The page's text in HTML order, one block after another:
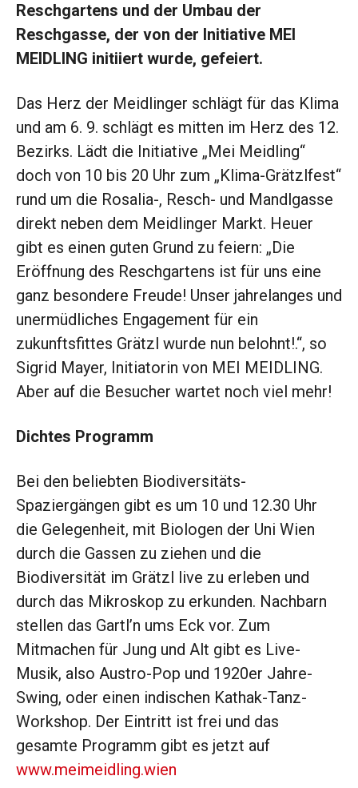
Reschgartens und der Umbau der
Reschgasse, der von der Initiative MEI
MEIDLING initiiert wurde, gefeiert.
Das Herz der Meidlinger schlägt für das Klima
und am 6. 9. schlägt es mitten im Herz des 12.
Bezirks. Lädt die Initiative „Mei Meidling“
doch von 10 bis 20 Uhr zum „Klima-Grätzlfest“
rund um die Rosalia-, Resch- und Mandlgasse
direkt neben dem Meidlinger Markt. Heuer
gibt es einen guten Grund zu feiern: „Die
Eröffnung des Reschgartens ist für uns eine
ganz besondere Freude! Unser jahrelanges und
unermüdliches Engagement für ein
zukunftsfittes Grätzl wurde nun belohnt!.“, so
Sigrid Mayer, Initiatorin von MEI MEIDLING.
Aber auf die Besucher wartet noch viel mehr!
Dichtes Programm
Bei den beliebten Biodiversitäts-
Spaziergängen gibt es um 10 und 12.30 Uhr
die Gelegenheit, mit Biologen der Uni Wien
durch die Gassen zu ziehen und die
Biodiversität im Grätzl live zu erleben und
durch das Mikroskop zu erkunden. Nachbarn
stellen das Gartl’n ums Eck vor. Zum
Mitmachen für Jung und Alt gibt es Live-
Musik, also Austro-Pop und 1920er Jahre-
Swing, oder einen indischen Kathak-Tanz-
Workshop. Der Eintritt ist frei und das
gesamte Programm gibt es jetzt auf
www.meimeidling.wien